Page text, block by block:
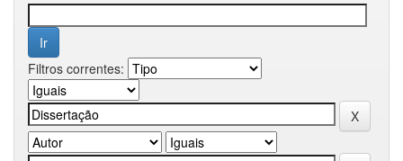
Filtros correntes: